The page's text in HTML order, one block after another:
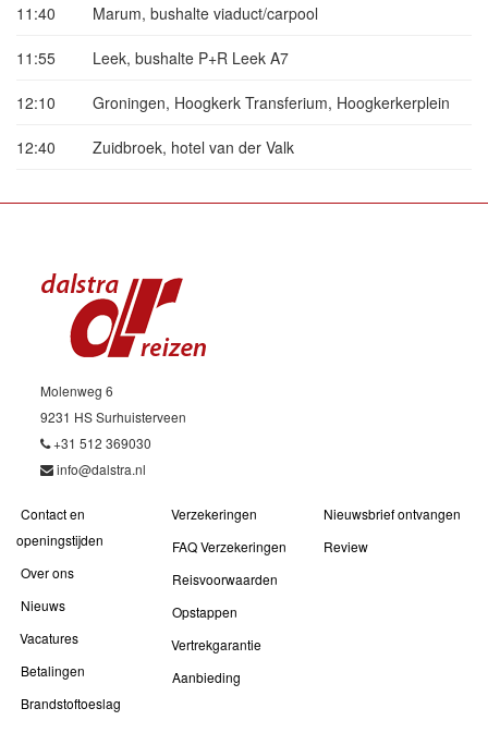
11:40 Marum, bushalte viaduct/carpool
11:55 Leek, bushalte P+R Leek A7
12:10 Groningen, Hoogkerk Transferium, Hoogkerkerplein
12:40 Zuidbroek, hotel van der Valk
Molenweg 6
9231 HS Surhuisterveen
+31 512 369030
info@dalstra.nl
Contact en
openingstijden
Over ons
Nieuws
Vacatures
Betalingen
Brandstoftoeslag
Verzekeringen
FAQ Verzekeringen
Reisvoorwaarden
Opstappen
Vertrekgarantie
Aanbieding
Nieuwsbrief ontvangen
Review